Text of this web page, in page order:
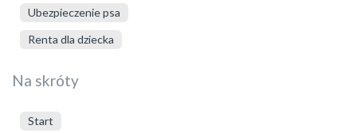
Ubezpieczenie psa
Renta dla dziecka
Na skróty
Start